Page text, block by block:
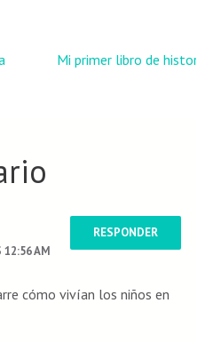
Mi primer libro de historia
12:56 AM
cómo vivían los niños en
RESPONDER